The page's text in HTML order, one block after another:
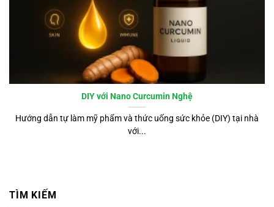
DIY với Nano Curcumin Nghệ
Hướng dẫn tự làm mỹ phẩm và thức uống sức khỏe (DIY) tại nhà
với...
TÌM KIẾM